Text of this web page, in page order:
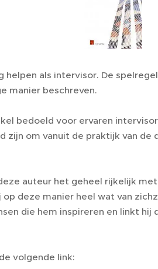
helpen als intervisor. De
manier beschreven.
bedoeld voor ervaren
zijn om vanuit de praktijk van
auteur het geheel rijkelijk
deze manier heel wat van
die hem inspireren en linkt
volgende link: